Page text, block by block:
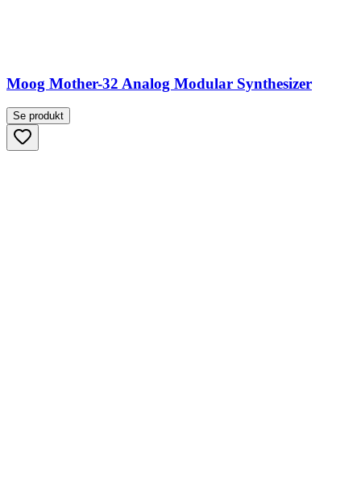
Moog Mother-32 Analog Modular Synthesizer
Se produkt